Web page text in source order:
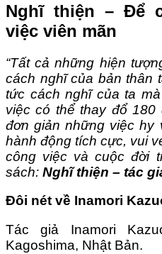
Nghĩ thiện – Để
việc viên mãn
“Tất cả những hiện
cách nghĩ của bản thân
tức cách nghĩ của ta
việc có thể thay đổ
đơn giản những việc hy
hành động tích cực, vui
công việc và cuộc đời
sách: Nghĩ thiện – tác
Đôi nét về Inamori
Tác giả Inamori
Kagoshima, Nhật Bản.